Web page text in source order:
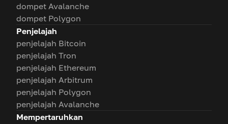
dompet Avalanche
dompet Polygon
Penjelajah
penjelajah Bitcoin
penjelajah Tron
penjelajah Ethereum
penjelajah Arbitrum
penjelajah Polygon
penjelajah Avalanche
Mempertaruhkan